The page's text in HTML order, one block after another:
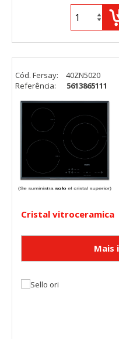
Cristal vitroceramica
Cód. Fersay:
40ZN5020
Referência:
5613865111